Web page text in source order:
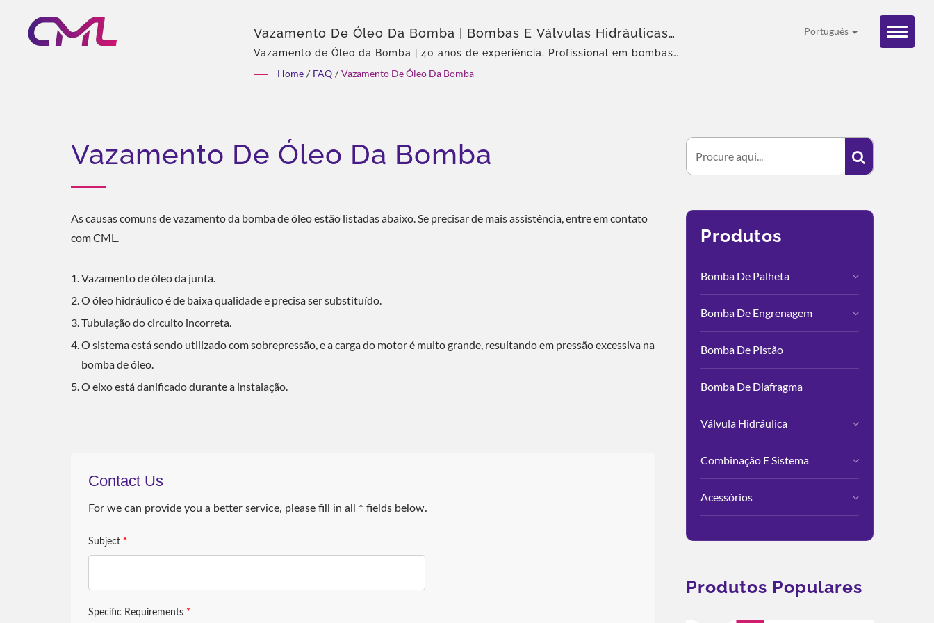
Português
Vazamento De Óleo Da Bomba | Bombas E Válvulas Hidráulicas
Premiada – CML: Certificado, Confiável E Comprovado Em Todo O
Mundo
Vazamento de Óleo da Bomba | 40 anos de experiência, Profissional em bombas
hidráulicas e válvulas, Agente exclusivo da Eckerle na Ásia, Equipe experiente,
Variedade rica de produtos, Solução total, Personalização flexível, Distribuição
Home / FAQ / Vazamento De Óleo Da Bomba
Vazamento De Óleo Da Bomba
As causas comuns de vazamento da bomba de óleo estão listadas abaixo. Se precisar de mais assistência, entre em contato
com CML.
Vazamento de óleo da junta.
O óleo hidráulico é de baixa qualidade e precisa ser substituído.
Tubulação do circuito incorreta.
O sistema está sendo utilizado com sobrepressão, e a carga do motor é muito grande, resultando em pressão excessiva na
bomba de óleo.
O eixo está danificado durante a instalação.
Produtos
Bomba De Palheta
Bomba De Engrenagem
Bomba De Pistão
Bomba De Diafragma
Válvula Hidráulica
Combinação E Sistema
Acessórios
Produtos Populares